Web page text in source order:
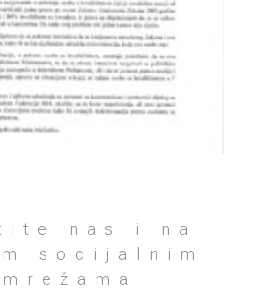
nas i na
socijalnim
mrežama